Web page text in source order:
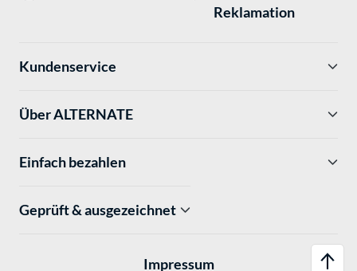
Reklamation
Kundenservice
Über ALTERNATE
Einfach bezahlen
Geprüft & ausgezeichnet
Impressum